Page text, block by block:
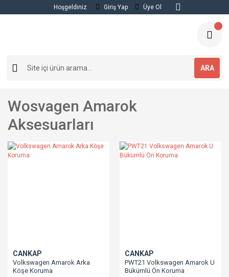
Hoşgeldiniz Giriş Yap Üye Ol
ARA
Wosvagen Amarok
Aksesuarları
CANKAP
Volkswagen Amarok Arka
Köşe Koruma
CANKAP
PWT21 Volkswagen Amarok U
Bükümlü Ön Koruma